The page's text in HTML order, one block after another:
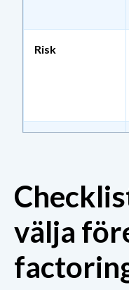
Risk
Kreditprövning
välja